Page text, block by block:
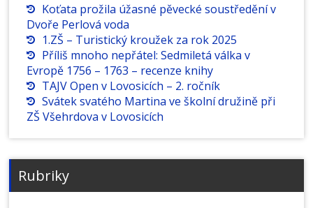
Koťata prožila úžasné pěvecké soustředění v
Dvoře Perlová voda
1.ZŠ – Turistický kroužek za rok 2025
Příliš mnoho nepřátel: Sedmiletá válka v
Evropě 1756 – 1763 – recenze knihy
TAJV Open v Lovosicích – 2. ročník
Svátek svatého Martina ve školní družině při
ZŠ Všehrdova v Lovosicích
Rubriky